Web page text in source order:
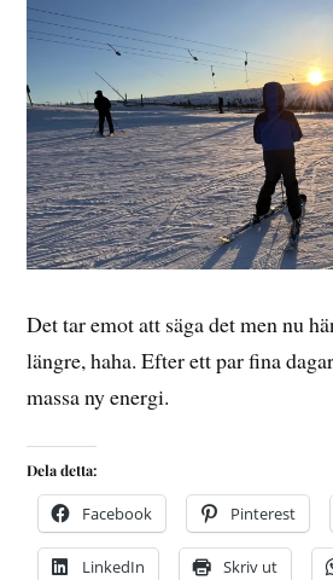
Det tar emot att säga det men nu
längre, haha. Efter ett par fina
massa ny energi.
Dela detta:
Facebook Pinterest
LinkedIn Skriv ut